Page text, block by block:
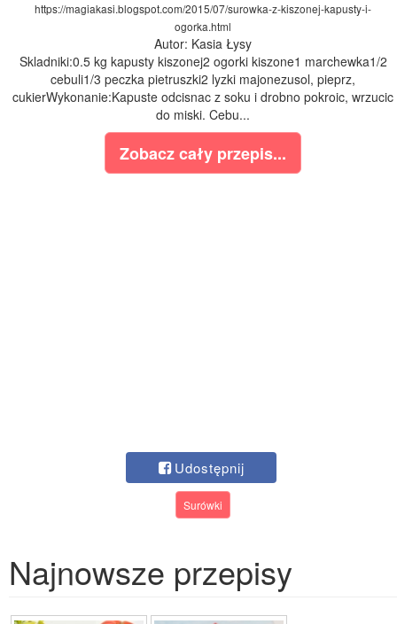
https://magiakasi.blogspot.com/2015/07/surowka-z-kiszonej-kapusty-i-
ogorka.html
Autor: Kasia Łysy
Skladniki:0.5 kg kapusty kiszonej2 ogorki kiszone1 marchewka1/2
cebuli1/3 peczka pietruszki2 lyzki majonezusol, pieprz,
cukierWykonanie:Kapuste odcisnac z soku i drobno pokroic, wrzucic
do miski. Cebu...
Zobacz cały przepis...
Udostępnij
Surówki
Najnowsze przepisy